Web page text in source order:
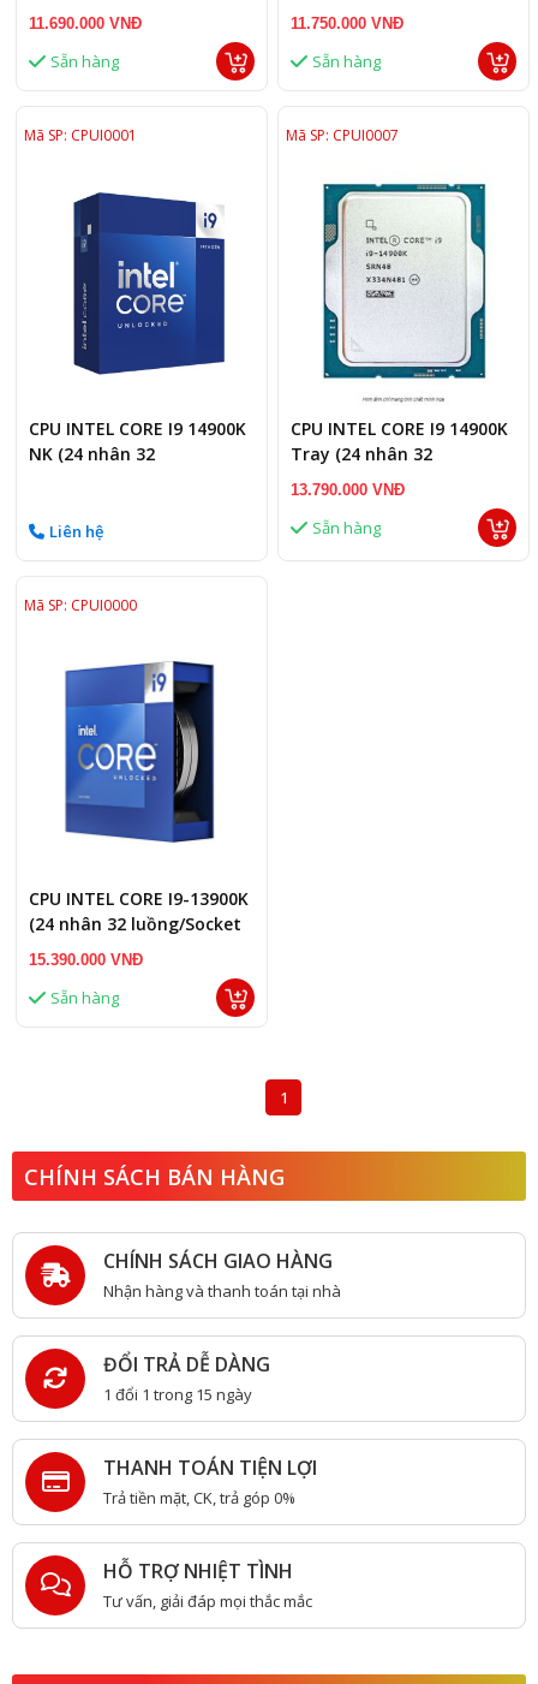
LUỒNG, 36MB CACHE,
11.690.000 VNĐ
Sẵn hàng
11.750.000 VNĐ
Sẵn hàng
Mã SP: CPUI0001
CPU INTEL CORE I9 14900K
NK (24 nhân 32
Liên hệ
Mã SP: CPUI0007
CPU INTEL CORE I9 14900K
Tray (24 nhân 32
luồng/socket LGA 1700)
13.790.000 VNĐ
Sẵn hàng
Mã SP: CPUI0000
CPU INTEL CORE I9-13900K
(24 nhân 32 luồng/Socket
LGA 1700)
15.390.000 VNĐ
Sẵn hàng
1
CHÍNH SÁCH BÁN HÀNG
CHÍNH SÁCH GIAO HÀNG
Nhận hàng và thanh toán tại nhà
ĐỔI TRẢ DỄ DÀNG
1 đổi 1 trong 15 ngày
THANH TOÁN TIỆN LỢI
Trả tiền mặt, CK, trả góp 0%
HỖ TRỢ NHIỆT TÌNH
Tư vấn, giải đáp mọi thắc mắc